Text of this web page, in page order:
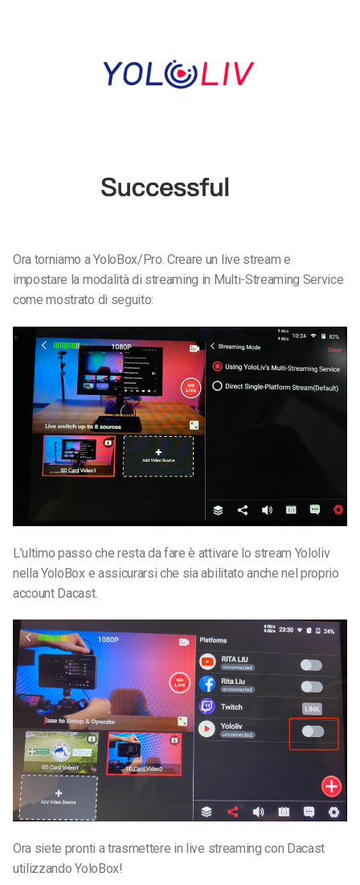
Ora torniamo a YoloBox/Pro. Creare un live stream e
impostare la modalità di streaming in Multi-Streaming Service
come mostrato di seguito:
L’ultimo passo che resta da fare è attivare lo stream Yololiv
nella YoloBox e assicurarsi che sia abilitato anche nel proprio
account Dacast.
Ora siete pronti a trasmettere in live streaming con Dacast
utilizzando YoloBox!